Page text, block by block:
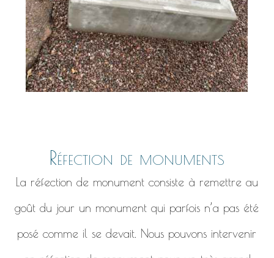
Réfection de monuments
La réfection de monument consiste à remettre au
goût du jour un monument qui parfois n’a pas été
posé comme il se devait. Nous pouvons intervenir